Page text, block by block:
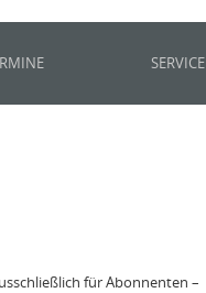
SERVICE
für Abonnenten –